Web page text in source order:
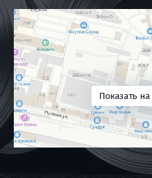
Показать на